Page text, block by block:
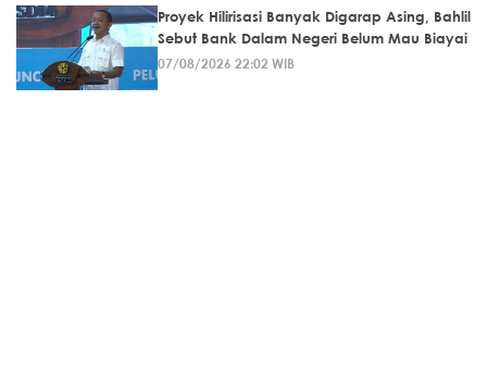
Proyek Hilirisasi Banyak Digarap Asing, Bahlil
Sebut Bank Dalam Negeri Belum Mau Biayai
07/08/2026 22:02 WIB